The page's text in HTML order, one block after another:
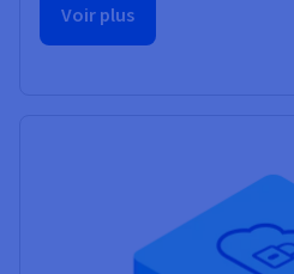
Voir plus